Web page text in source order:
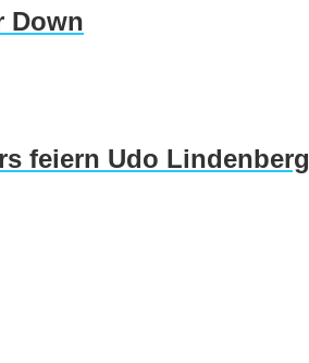
Down
feiern Udo Lindenberg